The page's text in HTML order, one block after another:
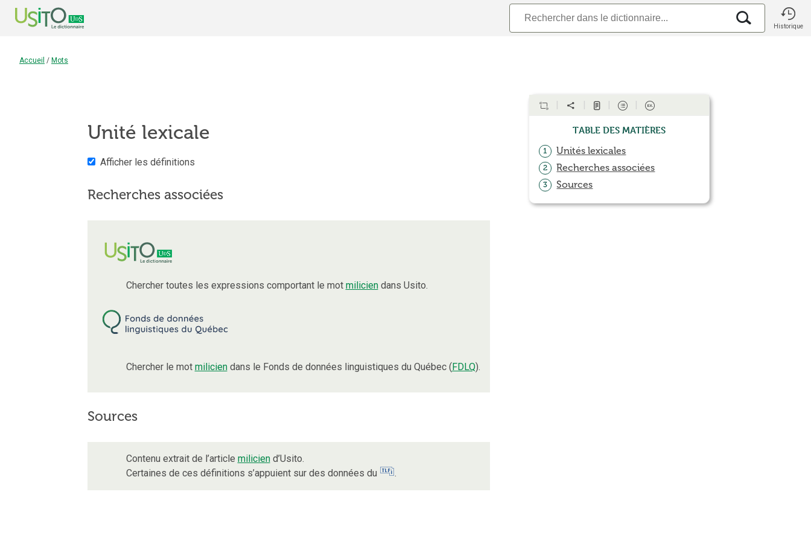
Historique
Accueil / Mots
Unité lexicale
Afficher les définitions
Recherches associées
Chercher toutes les expressions comportant le mot miliciendans Usito.
Chercher le mot miliciendans le Fonds de données linguistiques du Québec (FDLQ).
Sources
Contenu extrait de l’article miliciend’Usito.
Certaines de ces définitions s’appuient sur des données du
.
Table des matières
1 Unités lexicales
2 Recherches associées
3 Sources